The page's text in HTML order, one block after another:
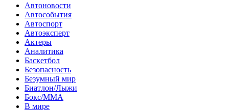
Автоновости
Автособытия
Автоспорт
Автоэксперт
Актеры
Аналитика
Баскетбол
Безопасность
Безумный мир
Биатлон/Лыжи
Бокс/MMA
В мире